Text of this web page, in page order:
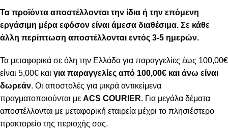
Τα προϊόντα αποστέλλονται την ίδια ή την επόμενη
εργάσιμη μέρα εφόσον είναι άμεσα διαθέσιμα. Σε κάθε
άλλη περίπτωση αποστέλλονται εντός 3-5 ημερών.
Τα μεταφορικά σε όλη την Ελλάδα για παραγγελίες έως 100,00€
είναι 5,00€ και για παραγγελίες από 100,00€ και άνω είναι
δωρεάν. Οι αποστολές για μικρά αντικείμενα
πραγματοποιούνται με ACS COURIER. Για μεγάλα δέματα
αποστέλλονται με μεταφορική εταιρεία μέχρι το πλησιέστερο
πρακτορείο της περιοχής σας.